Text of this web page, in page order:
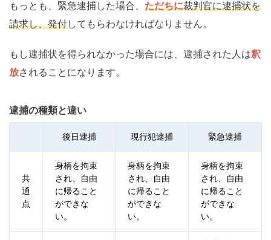
もっとも、緊急逮捕した場合、 ただちに裁判官に逮捕状を
請求し、発付してもらわなければなりません。
もし逮捕状を得られなかった場合には、逮捕された人は釈
放されることになります。
逮捕の種類と違い
後日逮捕 現行犯逮捕 緊急逮捕
共
通
点
身柄を拘束
され、自由
に帰ること
ができな
い。
身柄を拘束
され、自由
に帰ること
ができな
い。
身柄を拘束
され、自由
に帰ること
ができな
い。